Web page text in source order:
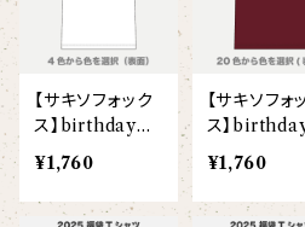
【balancing typo】
【crest_turquoise】
マフラー
チーター
オコジョ
【サキソフォック
ス】birthdayセ
レクション 半袖
Tシャツ両面(ベ
ビー)
¥1,760
【サキソフォ
ス】
レクション 半
Tシャツ両面(
ども)
¥1,760